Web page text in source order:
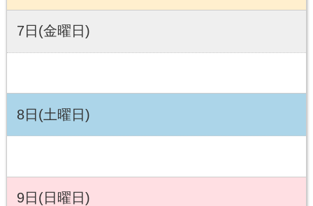
7日(金曜日)
8日(土曜日)
9日(日曜日)